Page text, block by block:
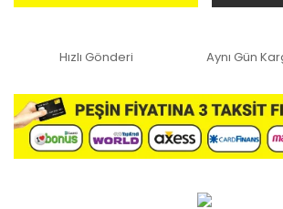
Hızlı Gönderi Aynı Gün